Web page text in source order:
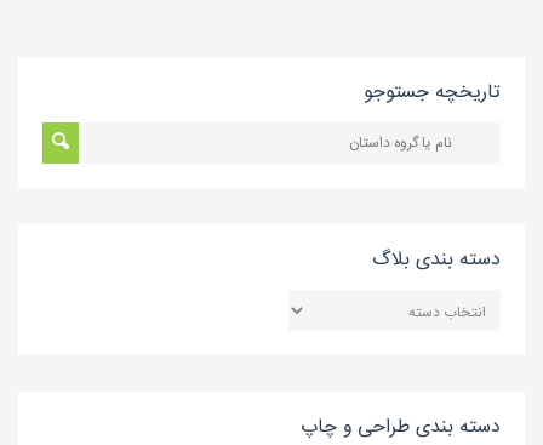
تاریخچه جستوجو
دسته بندی بلاگ
بندی
دسته بندی طراحی و چاپ